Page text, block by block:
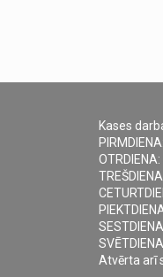
Kases
Atvērta arī